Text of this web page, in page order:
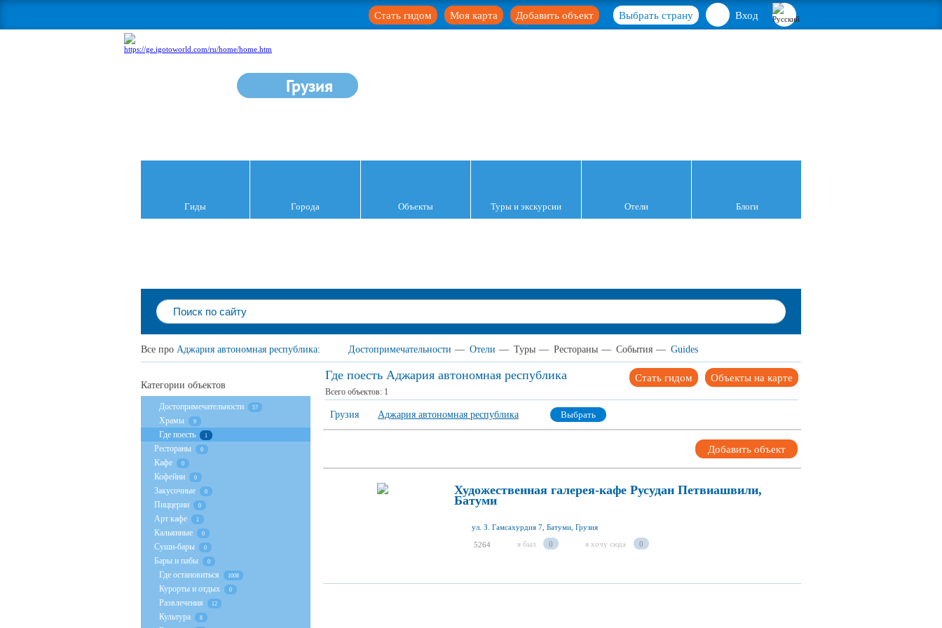
Вход
Выбрать страну
Добавить объект
Моя карта
Стать гидом
Грузия
Гиды Города Объекты Туры и экскурсии Отели Блоги
Все про Аджария автономная республика: Достопримечательности — Отели — Туры — Рестораны — События — Guides
Где поесть Аджария автономная республика Объекты на карте
Стать гидом
Всего объектов: 1
Грузия Аджария автономная республика Выбрать
Добавить объект
Художественная галерея-кафе Русудан Петвиашвили,
Батуми
ул. З. Гамсахурдия 7, Батуми, Грузия
5264 я был 0 я хочу сюда 0
Категории объектов
Достопримечательности 57
Храмы 9
Где поесть 1
Рестораны 0
Кафе 0
Кофейни 0
Закусочные 0
Пиццерии 0
Арт кафе 1
Кальянные 0
Суши-бары 0
Бары и пабы 0
Где остановиться 1008
Курорты и отдых 0
Развлечения 12
Культура 8